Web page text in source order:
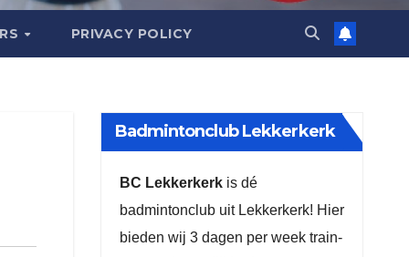
PRIVACY POLICY
Badmintonclub Lekkerkerk
BC Lekkerkerkis dé
badmintonclub uit Lekkerkerk! Hier
bieden wij 3 dagen per week train-